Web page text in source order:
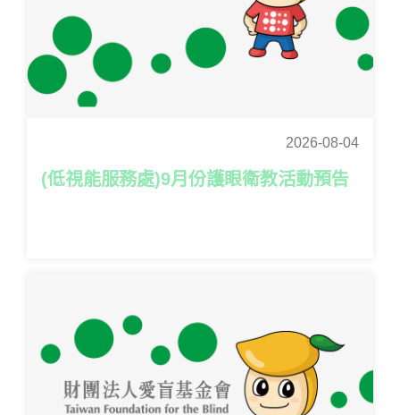
2026-08-04
(低視能服務處)9月份護眼衛教活動預告